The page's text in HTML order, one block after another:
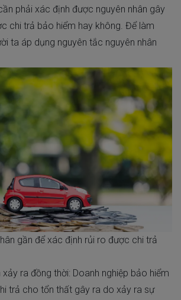
phải xác định được nguyên nhân gây
chi trả bảo hiểm hay không. Để làm
ta áp dụng nguyên tắc nguyên nhân
gần để xác định rủi ro được chi trả
ra đồng thời: Doanh nghiệp bảo hiểm
trả cho tổn thất gây ra do xảy ra sự